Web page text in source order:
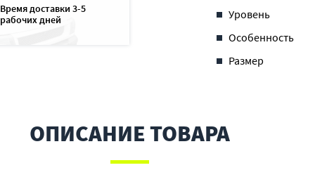
Время доставки 3-5
рабочих дней
Уровень
Особенность
Размер
ОПИСАНИЕ ТОВАРА